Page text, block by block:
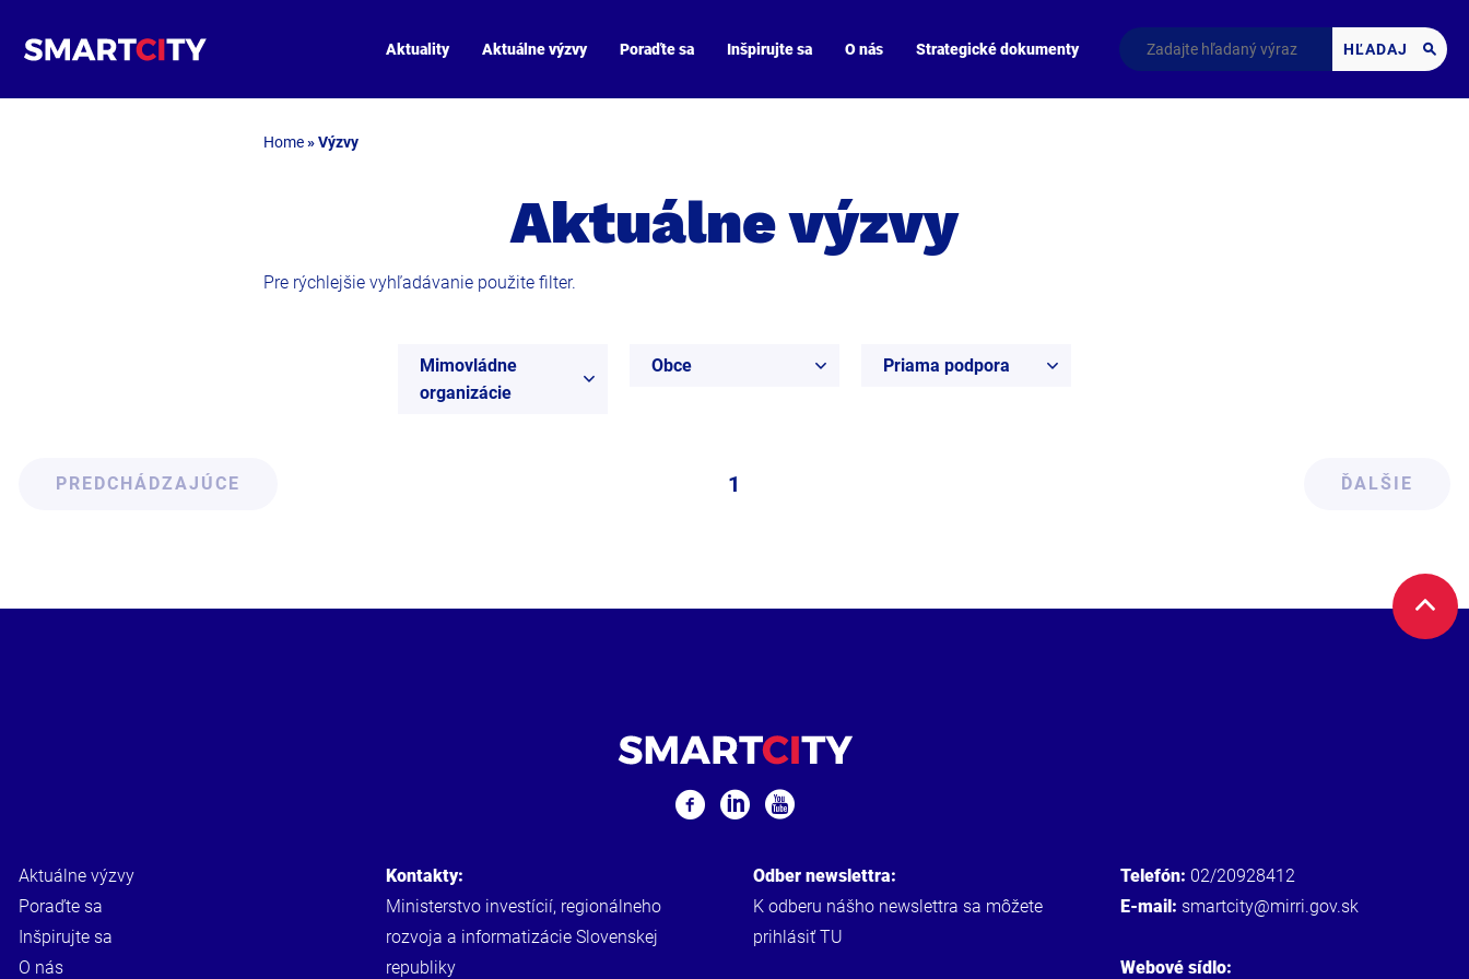
Aktuality Aktuálne výzvy Poraďte sa Inšpirujte sa O nás Strategické dokumenty HĽADAJ
Home»Výzvy
Aktuálne výzvy
Pre rýchlejšie vyhľadávanie použite filter.
Mimovládne
organizácie
Obce Priama podpora
PREDCHÁDZAJÚCE 1 ĎALŠIE
Aktuálne výzvy
Poraďte sa
Inšpirujte sa
O nás
Kontakty:
Ministerstvo investícií, regionálneho
rozvoja a informatizácie Slovenskej
republiky
Odber newslettra:
K odberu nášho newslettra sa môžete
prihlásiťTU
Telefón: 02/20928412
E-mail: smartcity@mirri.gov.sk
Webové sídlo: